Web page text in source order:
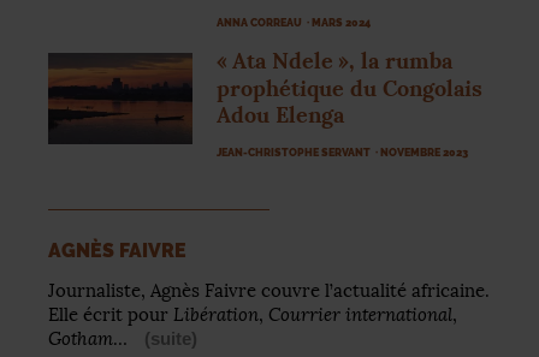
ANNA CORREAU · MARS 2024
« Ata Ndele », la rumba
prophétique du Congolais
Adou Elenga
JEAN-CHRISTOPHE SERVANT · NOVEMBRE 2023
AGNÈS FAIVRE
Journaliste, Agnès Faivre couvre l’actualité africaine.
Elle écrit pour Libération, Courrier international,
Gotham… (suite)